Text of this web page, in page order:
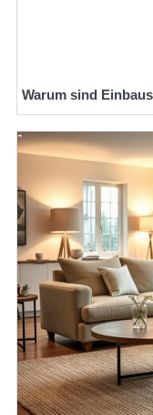
Warum sind